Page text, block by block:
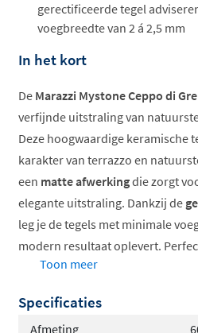
gerectificeerde tegel
voegbreedte van 2 á 2,5 mm
In het kort
De Marazzi Mystone Ceppo di
verfijnde uitstraling van
Deze hoogwaardige keramische
karakter van terrazzo en
een matte afwerkingdie zorgt
elegante uitstraling. Dankzij de
leg je de tegels met minimale
modern resultaat oplevert.
naar een luxe,
Verkrijgbaar in
Toon meer
Specificaties
Afmeting